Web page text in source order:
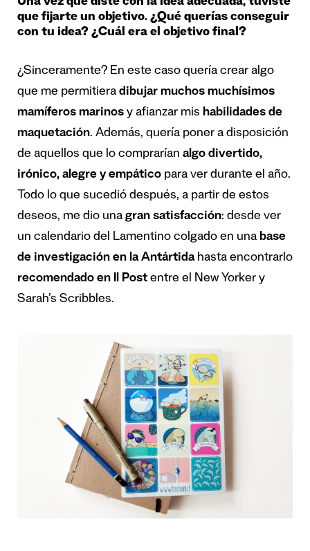
Una vez que diste con la idea adecuada, tuviste
que fijarte un objetivo. ¿Qué querías conseguir
con tu idea? ¿Cuál era el objetivo final?
¿Sinceramente? En este caso quería crear algo
que me permitiera dibujar muchos muchísimos
mamíferos marinos y afianzar mis habilidades de
maquetación. Además, quería poner a disposición
de aquellos que lo comprarían algo divertido,
irónico, alegre y empático para ver durante el año.
Todo lo que sucedió después, a partir de estos
deseos, me dio una gran satisfacción: desde ver
un calendario del Lamentino colgado en una base
de investigación en la Antártidahasta encontrarlo
recomendado en Il Post entre el New Yorker y
Sarah’s Scribbles.